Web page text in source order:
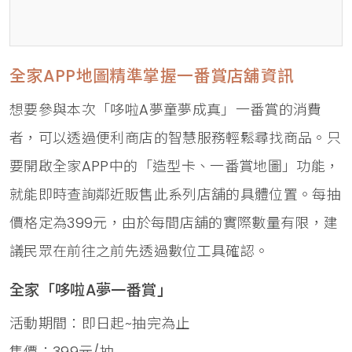
全家APP地圖精準掌握一番賞店舖資訊
想要參與本次「哆啦A夢童夢成真」一番賞的消費
者，可以透過便利商店的智慧服務輕鬆尋找商品。只
要開啟全家APP中的「造型卡、一番賞地圖」功能，
就能即時查詢鄰近販售此系列店舖的具體位置。每抽
價格定為399元，由於每間店舖的實際數量有限，建
議民眾在前往之前先透過數位工具確認。
全家「哆啦A夢一番賞」
活動期間：即日起~抽完為止